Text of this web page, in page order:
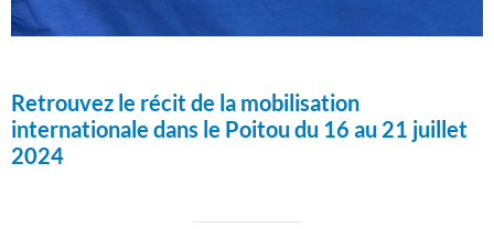
Retrouvez le récit de la mobilisation
internationale dans le Poitou du 16 au 21 juillet
2024